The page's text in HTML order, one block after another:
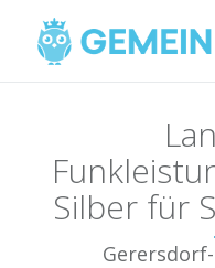
Silber für